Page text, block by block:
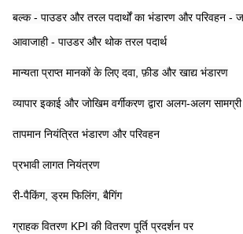
बल्क - पाउडर और तरल पदार्थों का भंडारण और परिवहन -
आवाजाही - पाउडर और थोक तरल पदार्थ
मान्यता प्राप्त मानकों के लिए दवा, फ़ीड और खाद्य भंडारण
व्यापार इकाई और जोखिम वर्गीकरण द्वारा अलग-अलग सामग्री
तापमान नियंत्रित भंडारण और परिवहन
प्रभावी लागत नियंत्रण
री-पैकिंग, ड्रम फिलिंग, बैगिंग
ग्राहक वितरण KPI की वितरण पूर्ति प्रदर्शन पर